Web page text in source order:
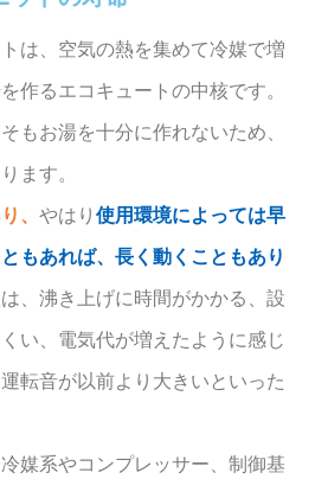
は、空気の熱を集めて冷媒で増
作るエコキュートの中核です。
もお湯を十分に作れないため、
ます。
、やはり使用環境によっては早
もあれば、長く動くこともあり
、沸き上げに時間がかかる、設
い、電気代が増えたように感じ
転音が以前より大きいといった
媒系やコンプレッサー、制御基